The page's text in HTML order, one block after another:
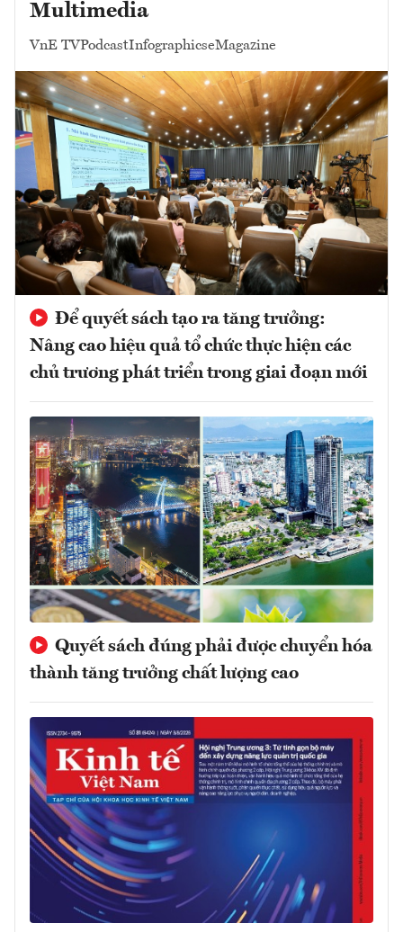
Multimedia
VnE TVPodcastInfographicseMagazine
Để quyết sách tạo ra tăng trưởng:
Nâng cao hiệu quả tổ chức thực hiện các
chủ trương phát triển trong giai đoạn mới
Quyết sách đúng phải được chuyển hóa
thành tăng trưởng chất lượng cao